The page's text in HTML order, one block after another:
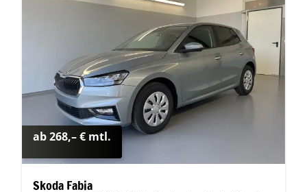
ab 268,– € mtl.
Skoda Fabia